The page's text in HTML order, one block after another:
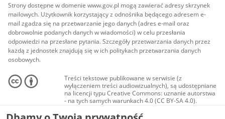
Strony dostępne w domenie www.gov.pl mogą zawierać adresy skrzynek
mailowych. Użytkownik korzystający z odnośnika będącego adresem e-
mail zgadza się na przetwarzanie jego danych (adres e-mail oraz
dobrowolnie podanych danych w wiadomości) w celu przesłania
odpowiedzi na przesłane pytania. Szczegóły przetwarzania danych przez
każdą z jednostek znajdują się w ich politykach przetwarzania danych
osobowych.
Treści tekstowe publikowane w serwisie (z
wyłączeniem treści audiowizualnych), są udostępniane
na licencji typu Creative Commons: uznanie autorstwa
- na tych samych warunkach 4.0 (CC BY-SA 4.0).
Materiały audiowizualne, w tym zdjęcia, materiały
audio i wideo, są udostępniane na licencji typu